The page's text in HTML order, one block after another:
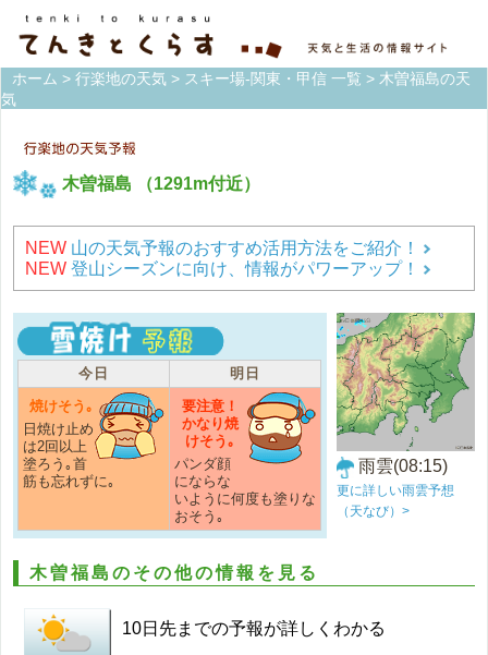
ホーム > 行楽地の天気 > スキー場-関東・甲信 一覧 > 木曽福島の天
気
木曽福島 （1291m付近）
NEW 山の天気予報のおすすめ活用方法をご紹介！
NEW 登山シーズンに向け、情報がパワーアップ！
今日
明日
焼けそう｡
日焼け止め
は2回以上
塗ろう｡首
筋も忘れずに｡
要注意！
かなり焼
けそう｡
パンダ顔
にならな
いように何度も塗りな
おそう｡
雨雲(08:15)
更に詳しい雨雲予想
（天なび）>
木曽福島のその他の情報を見る
10日先までの予報が詳しくわかる